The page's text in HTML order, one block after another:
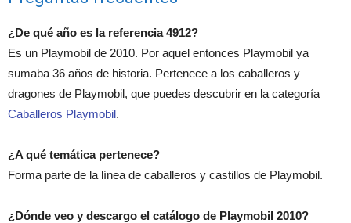
¿De qué año es la referencia 4912?
Es un Playmobil de 2010. Por aquel entonces Playmobil ya
sumaba 36 años de historia. Pertenece a los caballeros y
dragones de Playmobil, que puedes descubrir en la categoría
Caballeros Playmobil.
¿A qué temática pertenece?
Forma parte de la línea de caballeros y castillos de Playmobil.
¿Dónde veo y descargo el catálogo de Playmobil 2010?